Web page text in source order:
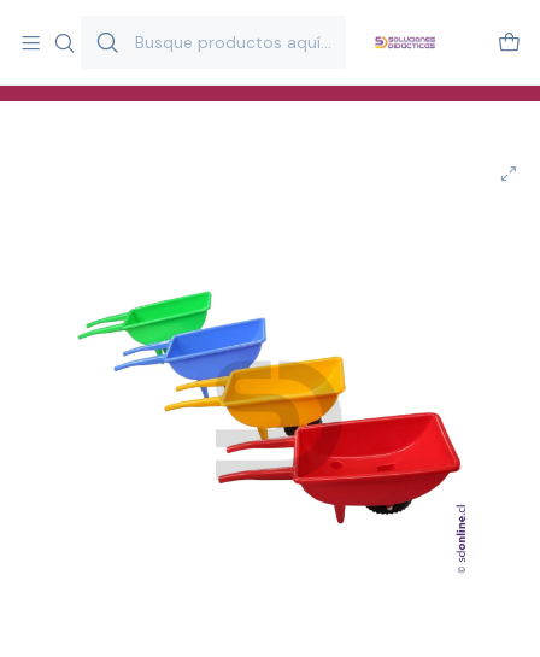
y estimulación infantil en Chile.
Especialistas en recursos educativos para aulas, terapeutas y